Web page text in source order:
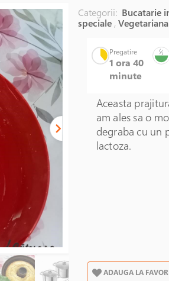
Categorii: Bucatarie
speciale , Vegetariana
Pregatire
1 ora 40
minute
Aceasta
am ales sa o
degraba cu un
lactoza.
ADAUGA LA